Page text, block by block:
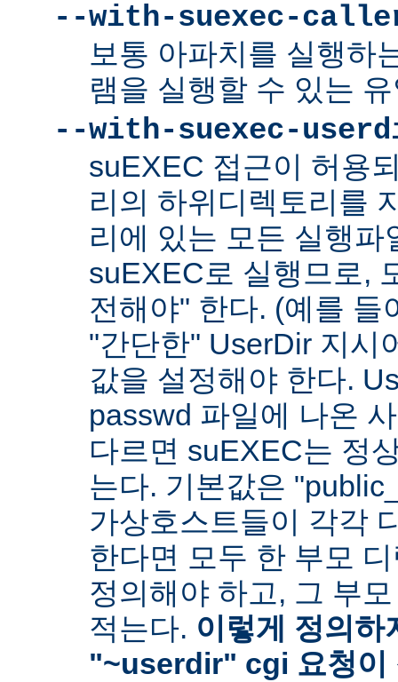
--with-suexec-
보통 아파치를 실행하
램을 실행할 수 있는
--with-suexec-
suEXEC 접근이 허용
리의 하위디렉토리를
리에 있는 모든 실행파
suEXEC로 실행므로,
전해야" 한다. (예를 들
"간단한" UserDir 지시
값을 설정해야 한다.
passwd 파일에 나온
다르면 suEXEC는 정
는다. 기본값은
가상호스트들이 각각
한다면 모두 한 부모
정의해야 하고, 그 부
적는다. 이렇게 정의하
"~userdir" cgi 요청이